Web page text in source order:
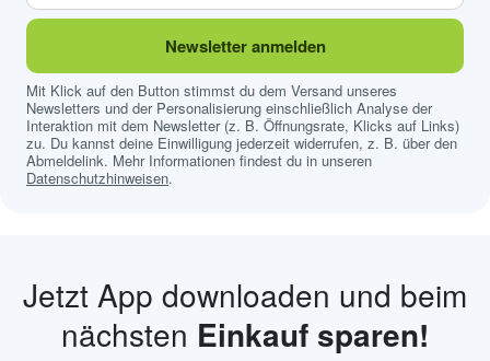
Newsletter anmelden
Mit Klick auf den Button stimmst du dem Versand unseres
Newsletters und der Personalisierung einschließlich Analyse der
Interaktion mit dem Newsletter (z. B. Öffnungsrate, Klicks auf Links)
zu. Du kannst deine Einwilligung jederzeit widerrufen, z. B. über den
Abmeldelink. Mehr Informationen findest du in unseren
Datenschutzhinweisen.
Jetzt App downloaden und beim
nächsten Einkauf sparen!